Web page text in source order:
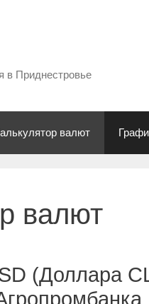
в Приднестровье
валют
валют
(Доллара